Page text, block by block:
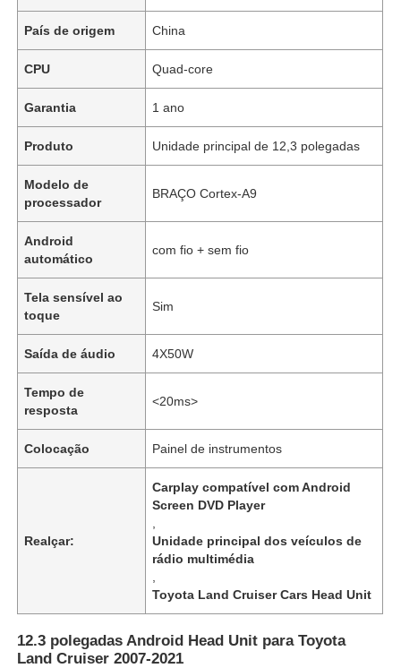
País de origem China
CPU Quad-core
Garantia 1 ano
Produto Unidade principal de 12,3 polegadas
Modelo de
processador
BRAÇO Cortex-A9
Android
automático
com fio + sem fio
Tela sensível ao
toque
Sim
Saída de áudio 4X50W
Tempo de
resposta
<20ms>
Colocação Painel de instrumentos
Realçar:
Carplay compatível com Android
Screen DVD Player
Unidade principal dos veículos de
rádio multimédia
Toyota Land Cruiser Cars Head Unit
12.3 polegadas Android Head Unit para Toyota
Land Cruiser 2007-2021